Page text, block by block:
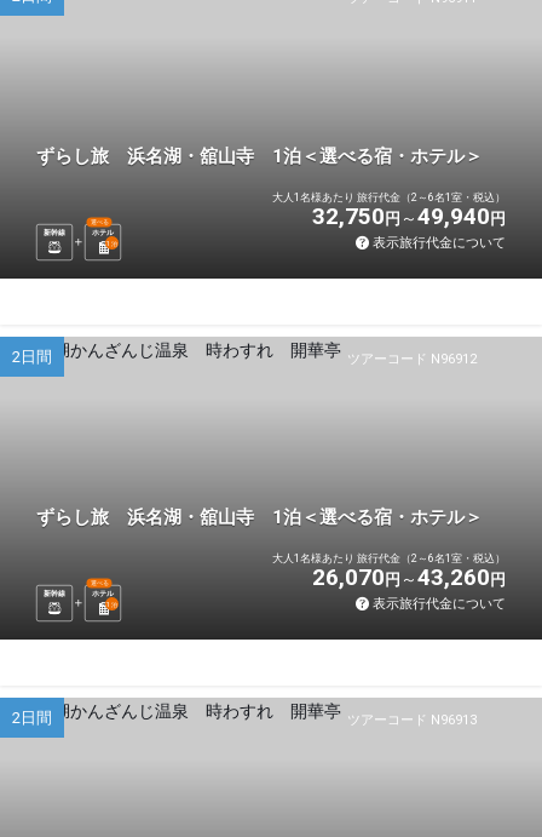
ずらし旅 浜名湖・舘山寺 1泊＜選べる宿・ホテル＞
新幹線 ホテル
選べる
1 泊
大人1名様あたり 旅行代金（2～6名1室・税込）
32,750 円 49,940 円
表示旅行代金について
ツアーコード N96912
2日間
ずらし旅 浜名湖・舘山寺 1泊＜選べる宿・ホテル＞
新幹線 ホテル
選べる
1 泊
大人1名様あたり 旅行代金（2～6名1室・税込）
26,070 円 43,260 円
表示旅行代金について
ツアーコード N96913
2日間